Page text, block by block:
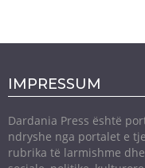
IMPRESSUM
Dardania Press është
ndryshe nga portalet e
rubrika të larmishme